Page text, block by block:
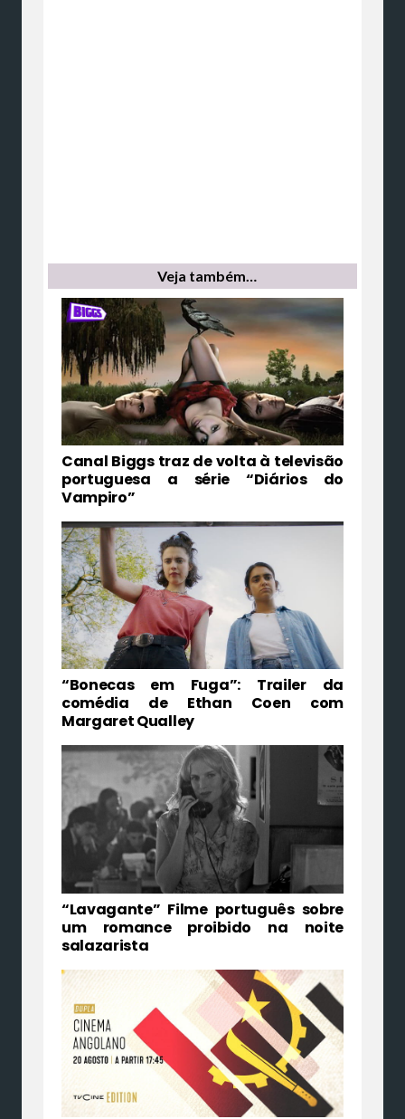
Veja também…
Canal Biggs traz de volta à televisão
portuguesa a série “Diários do
Vampiro”
“Bonecas em Fuga”: Trailer da
comédia de Ethan Coen com
Margaret Qualley
“Lavagante” Filme português sobre
um romance proibido na noite
salazarista